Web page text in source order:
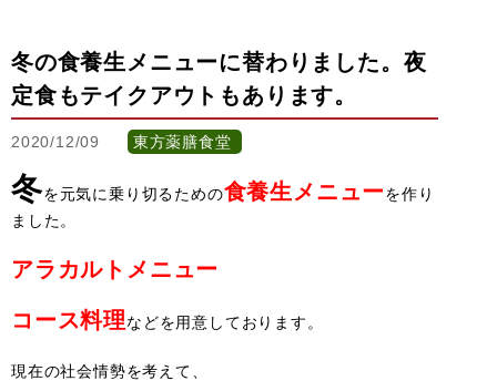
冬の食養生メニューに替わりました。夜
定食もテイクアウトもあります。
2020/12/09 東方薬膳食堂
冬を元気に乗り切るための食養生メニューを作り
ました。
アラカルトメニュー
コース料理などを用意しております。
現在の社会情勢を考えて、